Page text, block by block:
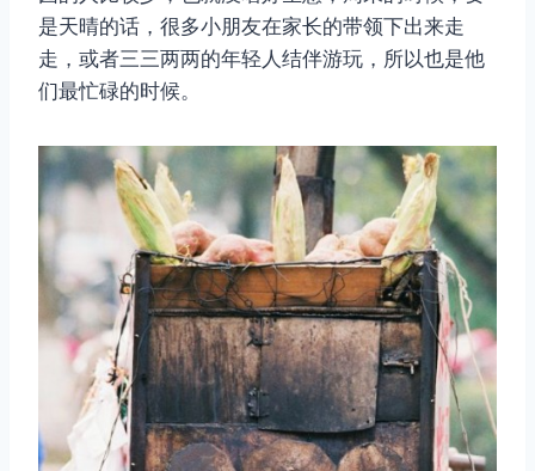
是天晴的话，很多小朋友在家长的带领下出来走
走，或者三三两两的年轻人结伴游玩，所以也是他
们最忙碌的时候。